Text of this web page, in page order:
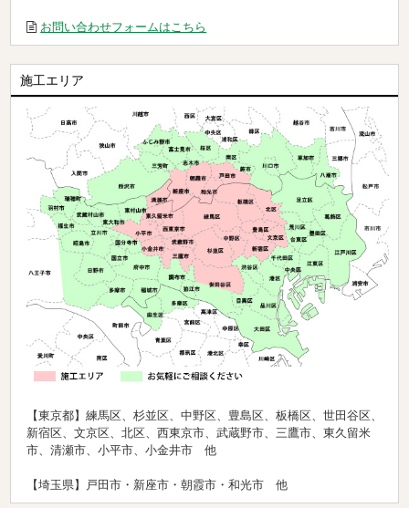
お問い合わせフォームはこちら
施工エリア
【東京都】練馬区、杉並区、中野区、豊島区、板橋区、世田谷区、
新宿区、文京区、北区、西東京市、武蔵野市、三鷹市、東久留米
市、清瀬市、小平市、小金井市 他
【埼玉県】戸田市・新座市・朝霞市・和光市 他